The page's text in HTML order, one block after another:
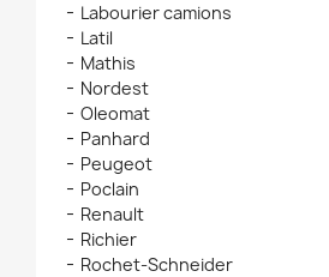
Labourier camions
Latil
Mathis
Nordest
Oleomat
Panhard
Peugeot
Poclain
Renault
Richier
Rochet-Schneider